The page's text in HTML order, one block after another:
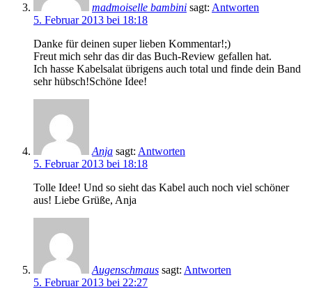
madmoiselle bambini sagt: Antworten
5. Februar 2013 bei 18:18
Danke für deinen super lieben Kommentar!;)
Freut mich sehr das dir das Buch-Review gefallen hat.
Ich hasse Kabelsalat übrigens auch total und finde dein Band
sehr hübsch!Schöne Idee!
Anja sagt: Antworten
5. Februar 2013 bei 18:18
Tolle Idee! Und so sieht das Kabel auch noch viel schöner
aus! Liebe Grüße, Anja
Augenschmaus sagt: Antworten
5. Februar 2013 bei 22:27